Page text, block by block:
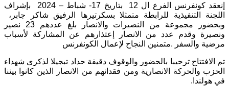
إنعقد كونفرنس الفرع ال 12 بتاريخ 17- شباط – 2024 بإشراف
اللجنة التنفيذية للرابطة متمثلا بسكرتيرها الرفيق شاكر جابر،
وبحضور مجموعة من النصيرات والانصار بلغ عددهم 23 نصير
ونصيرة وقدم عدد من الانصار إعتذارهم عن المشاركة لأسباب
مرضية والسفر .متمنين النجاح لإعمال الكونفرنس
تم الافتتاح ترحيبا بالحضور والوقوف دقيقة حداد تبجيلا لذكرى شهداء
الحزب والحركة الانصارية ومن فقدانهم من الانصار الذين كانوا بيننا
في هولندا.